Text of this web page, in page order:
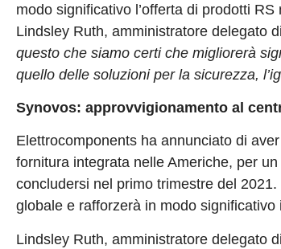
modo significativo l’offerta di prodotti
Lindsley Ruth, amministratore delegato
questo che siamo certi che migliorerà
quello delle soluzioni per la sicurezza,
Synovos: approvvigionamento al
Elettrocomponents ha annunciato di
fornitura integrata nelle Americhe, per
concludersi nel primo trimestre del
globale e rafforzerà in modo
Lindsley Ruth, amministratore delegato